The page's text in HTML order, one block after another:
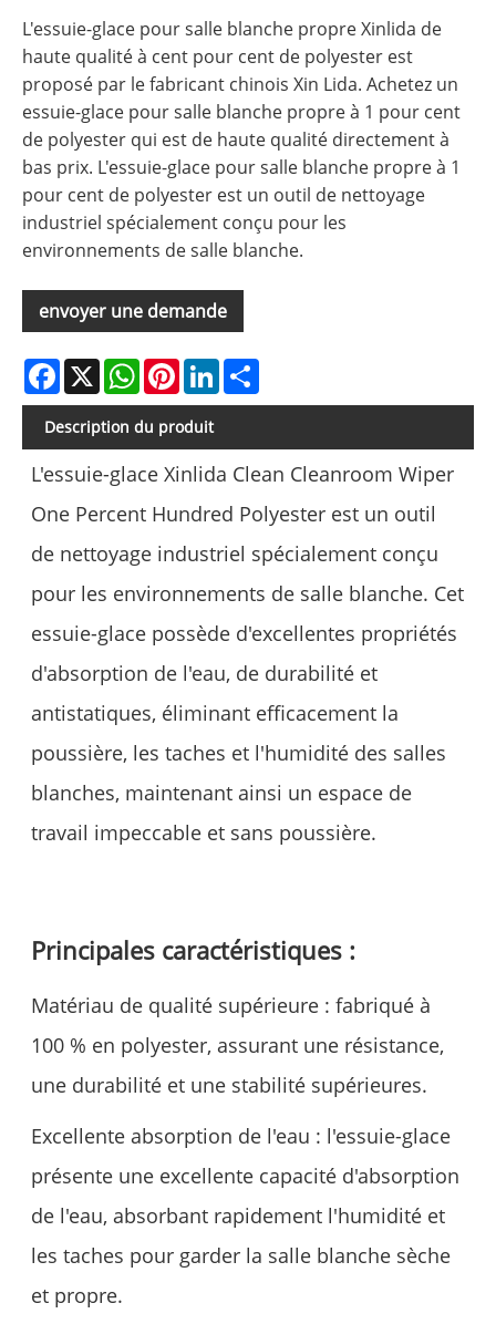
L'essuie-glace pour salle blanche propre Xinlida de
haute qualité à cent pour cent de polyester est
proposé par le fabricant chinois Xin Lida. Achetez un
essuie-glace pour salle blanche propre à 1 pour cent
de polyester qui est de haute qualité directement à
bas prix. L'essuie-glace pour salle blanche propre à 1
pour cent de polyester est un outil de nettoyage
industriel spécialement conçu pour les
environnements de salle blanche.
envoyer une demande
Facebook
X WhatsApp
PinterestLinkedIn
Description du produit
L'essuie-glace Xinlida Clean Cleanroom Wiper
One Percent Hundred Polyester est un outil
de nettoyage industriel spécialement conçu
pour les environnements de salle blanche. Cet
essuie-glace possède d'excellentes propriétés
d'absorption de l'eau, de durabilité et
antistatiques, éliminant efficacement la
poussière, les taches et l'humidité des salles
blanches, maintenant ainsi un espace de
travail impeccable et sans poussière.
Principales caractéristiques :
Matériau de qualité supérieure : fabriqué à
100 % en polyester, assurant une résistance,
une durabilité et une stabilité supérieures.
Excellente absorption de l'eau : l'essuie-glace
présente une excellente capacité d'absorption
de l'eau, absorbant rapidement l'humidité et
les taches pour garder la salle blanche sèche
et propre.